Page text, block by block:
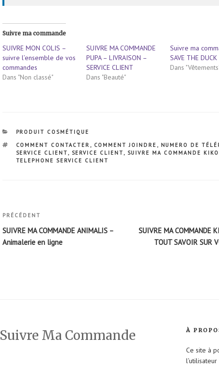
Suivre ma commande
SUIVRE MON COLIS –
suivre l’ensemble de vos
commandes
Dans "Non classé"
SUIVRE MA COMMANDE
PUPA – LIVRAISON –
SERVICE CLIENT
Dans "Beauté"
Suivre ma
SAVE THE DUCK
Dans
CATÉGORIES
PRODUIT COSMÉTIQUE
ÉTIQUETTES
COMMENT CONTACTER , COMMENT JOINDRE , NUMERO DE
SERVICE CLIENT, SERVICE CLIENT, SUIVRE MA COMMANDE
TELEPHONE SERVICE CLIENT
Navigation
de
l’article
Article
précédent
PRÉCÉDENT
SUIVRE MA COMMANDE ANIMALIS –
Animalerie en ligne
SUIVRE MA COMMANDE
TOUT SAVOIR SUR
Suivre Ma Commande À
Ce site à